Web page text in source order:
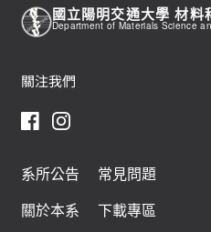
國立陽明交通大學 材料
Department of Materials Science
關注我們
系所公告 常見問題
關於本系 下載專區